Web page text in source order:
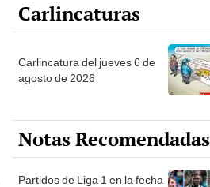
Carlincaturas
Carlincatura del jueves 6 de
agosto de 2026
Notas Recomendadas
Partidos de Liga 1 en la fecha